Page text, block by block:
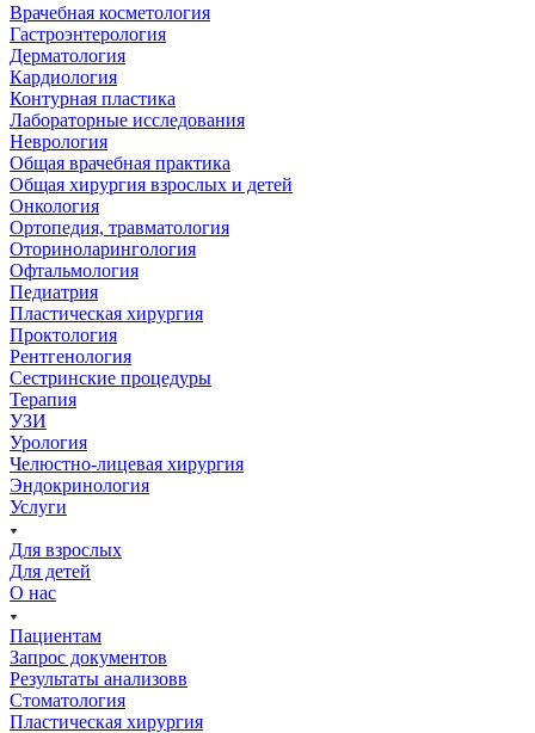
Врачебная косметология
Гастроэнтерология
Дерматология
Кардиология
Контурная пластика
Лабораторные исследования
Неврология
Общая врачебная практика
Общая хирургия взрослых и детей
Онкология
Ортопедия, травматология
Оториноларингология
Офтальмология
Педиатрия
Пластическая хирургия
Проктология
Рентгенология
Сестринские процедуры
Терапия
УЗИ
Урология
Челюстно-лицевая хирургия
Эндокринология
Услуги
Для взрослых
Для детей
О нас
Пациентам
Запрос документов
Результаты анализовв
Стоматология
Пластическая хирургия